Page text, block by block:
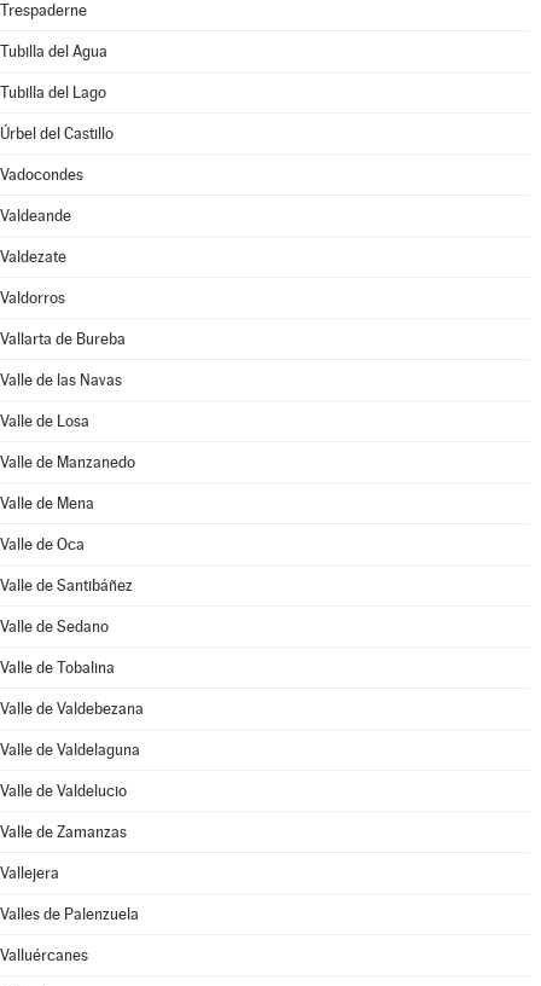
Trespaderne
Tubilla del Agua
Tubilla del Lago
Úrbel del Castillo
Vadocondes
Valdeande
Valdezate
Valdorros
Vallarta de Bureba
Valle de las Navas
Valle de Losa
Valle de Manzanedo
Valle de Mena
Valle de Oca
Valle de Santibáñez
Valle de Sedano
Valle de Tobalina
Valle de Valdebezana
Valle de Valdelaguna
Valle de Valdelucio
Valle de Zamanzas
Vallejera
Valles de Palenzuela
Valluércanes